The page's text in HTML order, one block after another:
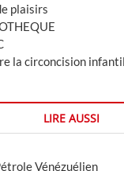
plaisirs
la circoncision
LIRE AUSSI
Vénézuélien